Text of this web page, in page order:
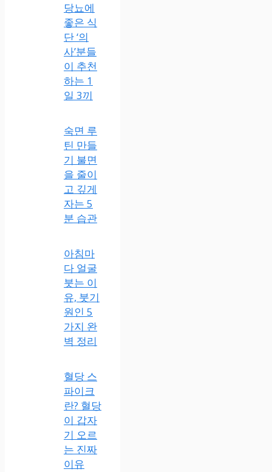
당뇨에
좋은 식
단 ‘의
사’분들
이 추천
하는 1
일 3끼
숙면 루
틴 만들
기 불면
을 줄이
고 깊게
자는 5
분 습관
아침마
다 얼굴
붓는 이
유, 붓기
원인 5
가지 완
벽 정리
혈당 스
파이크
란? 혈당
이 갑자
기 오르
는 진짜
이유